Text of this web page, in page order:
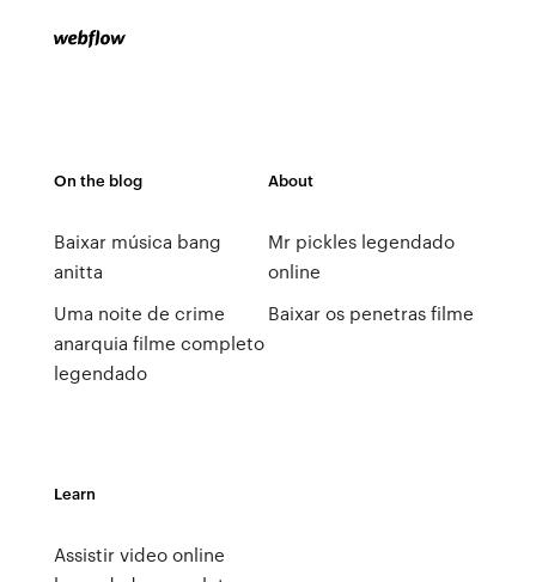
On the blog
Baixar música bang
anitta
Uma noite de crime
anarquia filme completo
legendado
About
Mr pickles legendado
online
Baixar os penetras filme
Learn
Assistir video online